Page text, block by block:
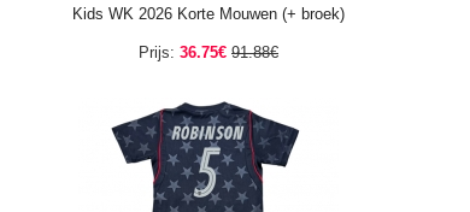
Kids WK 2026 Korte Mouwen (+ broek)
Prijs: 36.75€ 91.88€